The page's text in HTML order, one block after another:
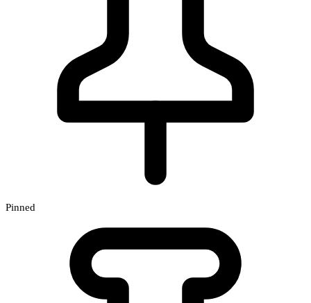
Pinned